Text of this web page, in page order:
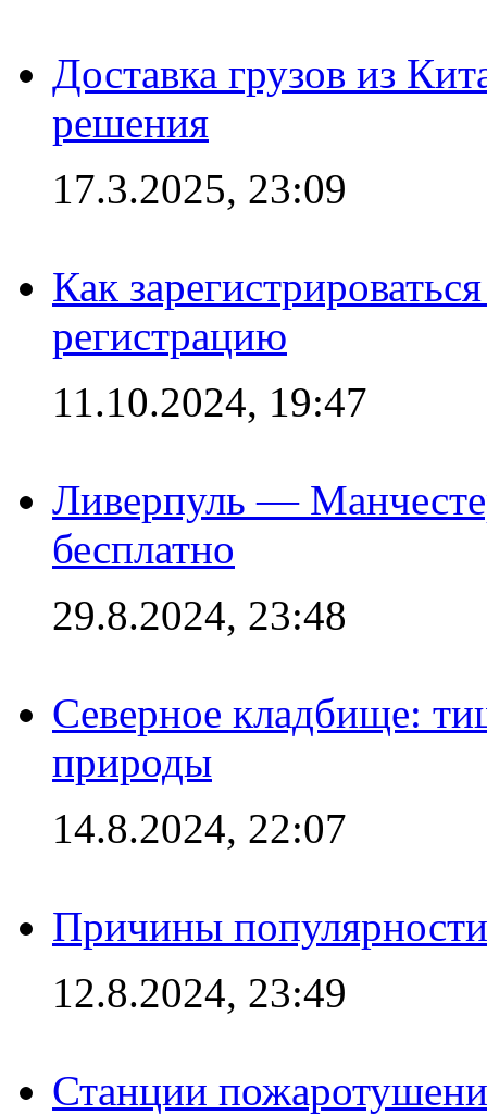
Доставка грузов из
решения
17.3.2025, 23:09
Как
регистрацию
11.10.2024, 19:47
Ливерпуль —
бесплатно
29.8.2024, 23:48
Северное кладбище:
природы
14.8.2024, 22:07
Причины
12.8.2024, 23:49
Станции